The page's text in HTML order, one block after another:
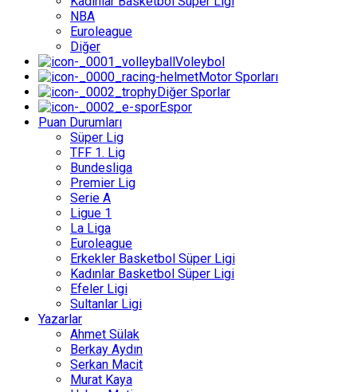
NBA
Euroleague
Diğer
Voleybol
Motor Sporları
Diğer Sporlar
Espor
Puan Durumları
Süper Lig
TFF 1. Lig
Bundesliga
Premier Lig
Serie A
Ligue 1
La Liga
Euroleague
Erkekler Basketbol Süper Ligi
Kadınlar Basketbol Süper Ligi
Efeler Ligi
Sultanlar Ligi
Yazarlar
Ahmet Sülak
Berkay Aydın
Serkan Macit
Murat Kaya